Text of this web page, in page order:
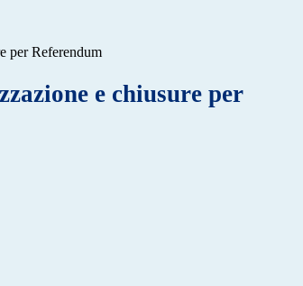
per Referendum
e chiusure per